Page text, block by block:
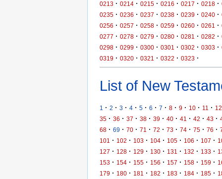
0213 · 0214 · 0215 · 0216 · 0217 · 0218 ·
0235 · 0236 · 0237 · 0238 · 0239 · 0240 ·
0256 · 0257 · 0258 · 0259 · 0260 · 0261 ·
0277 · 0278 · 0279 · 0280 · 0281 · 0282 ·
0298 · 0299 · 0300 · 0301 · 0302 · 0303 ·
0319 · 0320 · 0321 · 0322 · 0323 ·
List of New
1 · 2 · 3 · 4 · 5 · 6 · 7 · 8 · 9 · 10 · 11 · 12
35 · 36 · 37 · 38 · 39 · 40 · 41 · 42 · 43 ·
68 · 69 · 70 · 71 · 72 · 73 · 74 · 75 · 76 ·
101
· 102 · 103 · 104 · 105 · 106 · 107 ·
127 · 128 · 129 · 130 · 131 · 132 · 133 ·
153 · 154 · 155 · 156 · 157 · 158 · 159 ·
179 · 180 · 181 · 182 · 183 · 184 · 185 ·